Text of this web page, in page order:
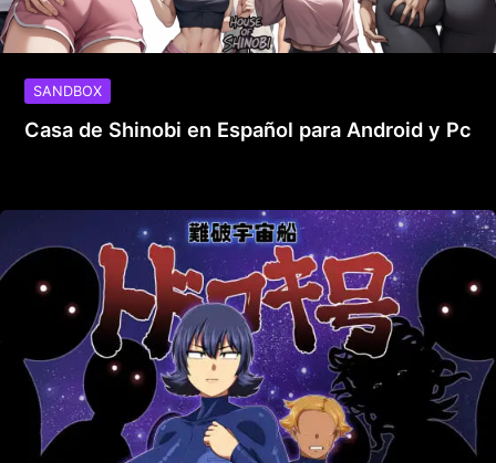
SANDBOX
Casa de Shinobi en Español para Android y Pc